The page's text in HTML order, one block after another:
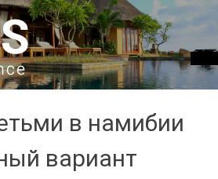
в намибии
вариант